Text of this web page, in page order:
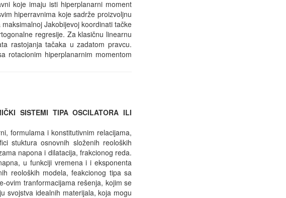
koje imaju isti hiperplanarni moment
hiperravnima koje sadrže proizvoljnu
Jakobijevoj koordinati tačke
regresije. Za klasičnu linearnu
rastojanja tačaka u zadatom pravcu.
rotacionim hiperplanarnim momentom
SISTEMI TIPA OSCILATORA ILI
formulama i konstitutivnim relacijama,
stuktura osnovnih složenih reoloških
napona i dilatacija, frakcionog reda.
u funkciji vremena i i eksponenta
reoloških modela, feakcionog tipa sa
ovim tranformacijama rešenja, kojim se
svojstva idealnih materijala, koja mogu